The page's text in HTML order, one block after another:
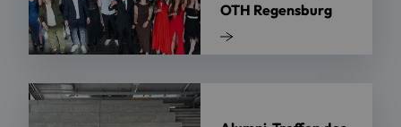
OTH Regensburg